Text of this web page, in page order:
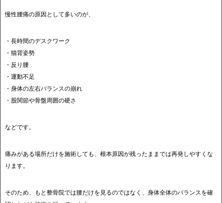
慢性腰痛の原因として多いのが、
・長時間のデスクワーク
・猫背姿勢
・反り腰
・運動不足
・身体の左右バランスの崩れ
・股関節や骨盤周囲の硬さ
などです。
痛みがある場所だけを施術しても、根本原因が残ったままでは再発しやすくな
ります。
そのため、もと整骨院では腰だけを見るのではなく、身体全体のバランスを確